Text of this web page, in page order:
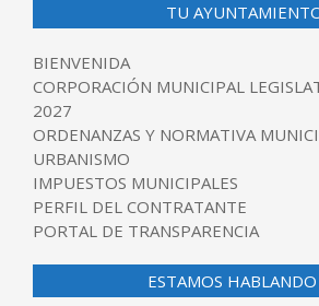
TU
BIENVENIDA
CORPORACIÓN MUNICIPAL
2027
ORDENANZAS Y NORMATIVA
URBANISMO
IMPUESTOS MUNICIPALES
PERFIL DEL CONTRATANTE
PORTAL DE TRANSPARENCIA
ESTAMOS